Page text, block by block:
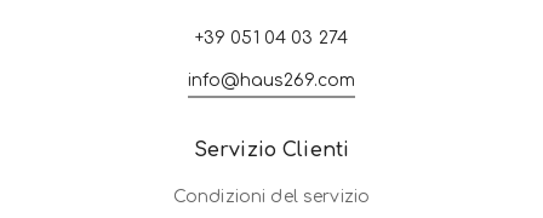
+39 051 04 03 274
info@haus269.com
Servizio Clienti
Condizioni del servizio